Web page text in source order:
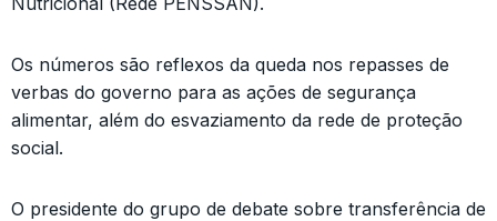
Os números são reflexos da queda nos repasses de
verbas do governo para as ações de segurança
alimentar, além do esvaziamento da rede de proteção
social.
O presidente do grupo de debate sobre transferência de